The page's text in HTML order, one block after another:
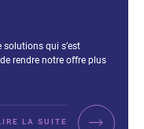
qui s’est
rendre notre offre plus
LA SUITE